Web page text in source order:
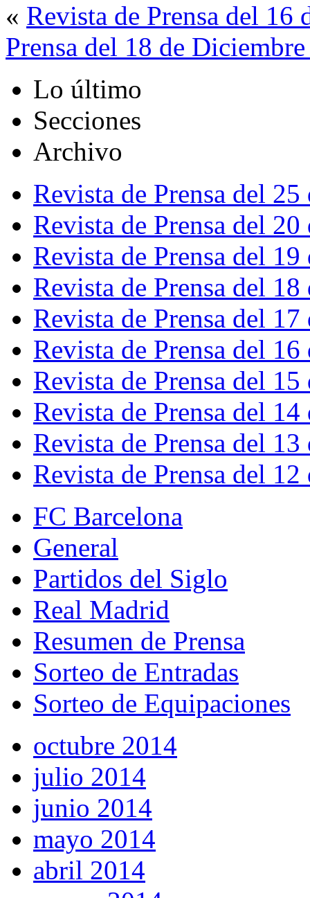
« Revista de Prensa del 16
Prensa del 18 de
Lo último
Secciones
Archivo
Revista de Prensa del
Revista de Prensa del
Revista de Prensa del
Revista de Prensa del
Revista de Prensa del
Revista de Prensa del
Revista de Prensa del
Revista de Prensa del
Revista de Prensa del
Revista de Prensa del
FC Barcelona
General
Partidos del Siglo
Real Madrid
Resumen de Prensa
Sorteo de Entradas
Sorteo de Equipaciones
octubre 2014
julio 2014
junio 2014
mayo 2014
abril 2014